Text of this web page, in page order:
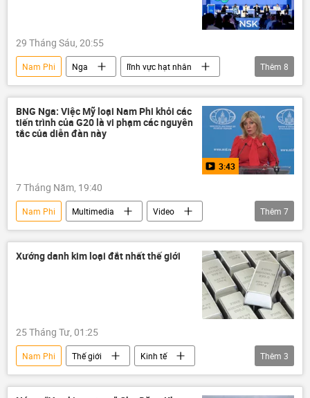
Nhật Bản
Hàn Quốc
29 Tháng Sáu, 20:55
Nam Phi Nga
lĩnh vực hạt nhân
năng lượng hạt nhân
Thế giới
Thổ Nhĩ Kỳ
Indonesia
Rosatom
Quan điểm-Ý kiến
công nghệ
Thêm 8
BNG Nga: Việc Mỹ loại Nam Phi khỏi các
tiến trình của G20 là vi phạm các nguyên
tắc của diễn đàn này
3:43
7 Tháng Năm, 19:40
Nam Phi Multimedia
Video
Nga
Maria Zakharova
Bộ Ngoại giao Nga
Thế giới
Thêm 7
Xướng danh kim loại đắt nhất thế giới
25 Tháng Tư, 01:25
Nam Phi Thế giới
Kinh tế
Hoa Kỳ
Zimbabwe Nga
Thêm 3